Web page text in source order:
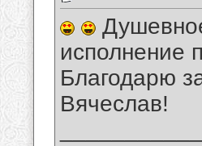
исполнение
Благодарю
Вячеслав!